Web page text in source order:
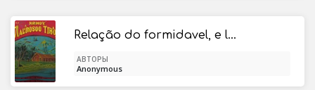
Relação do formidavel, e lastimoso terremoto succedido no Reino de Valença / No dia 23 de Março deste presente anno de 1748 pelas 6. / horas, e tres quartos da manhã
АВТОРЫ
Anonymous